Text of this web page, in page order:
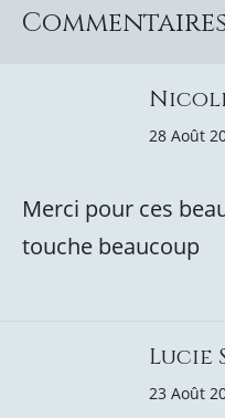
28 Août
Merci pour ces
touche beaucoup
Lucie
23 Août